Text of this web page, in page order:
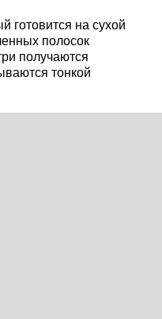
готовится на сухой
полосок
получаются
тонкой